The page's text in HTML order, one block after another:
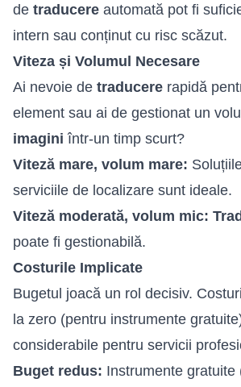
de traducere automată pot fi
intern sau conținut cu risc scăzut.
Viteza și Volumul Necesare
Ai nevoie de traducere rapidă
element sau ai de gestionat un
imagini într-un timp scurt?
Viteză mare, volum mare:
serviciile de localizare sunt ideale.
Viteză moderată, volum mic:
poate fi gestionabilă.
Costurile Implicate
Bugetul joacă un rol decisiv.
la zero (pentru instrumente
considerabile pentru servicii
Buget redus: Instrumente gratuite